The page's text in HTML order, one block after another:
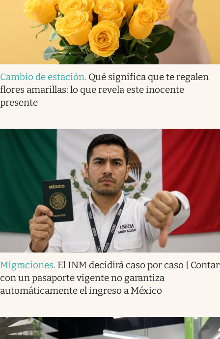
Cambio de estación. Qué significa que te regalen
flores amarillas: lo que revela este inocente
presente
Migraciones. El INM decidirá caso por caso | Contar
con un pasaporte vigente no garantiza
automáticamente el ingreso a México